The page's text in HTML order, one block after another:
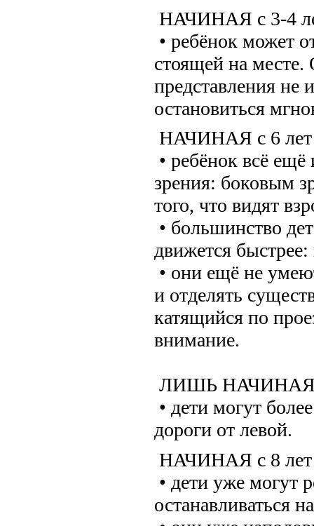
НАЧИНАЯ с 3-4
• ребёнок может
стоящей на
представления
остановиться
НАЧИНАЯ с 6
• ребёнок всё
зрения: боковым
того, что видят
• большинство
движется
• они ещё не
и отделять
катящийся по
внимание.
ЛИШЬ НАЧИНАЯ
• дети могут
дороги от левой.
НАЧИНАЯ с 8
• дети уже могут
останавливаться